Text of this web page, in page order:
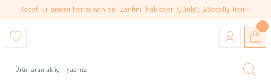
Sedef kullanıcısı her zaman en ‘Zarifini’ hak eder! Çünkü; #SedefIşıltıdır✨